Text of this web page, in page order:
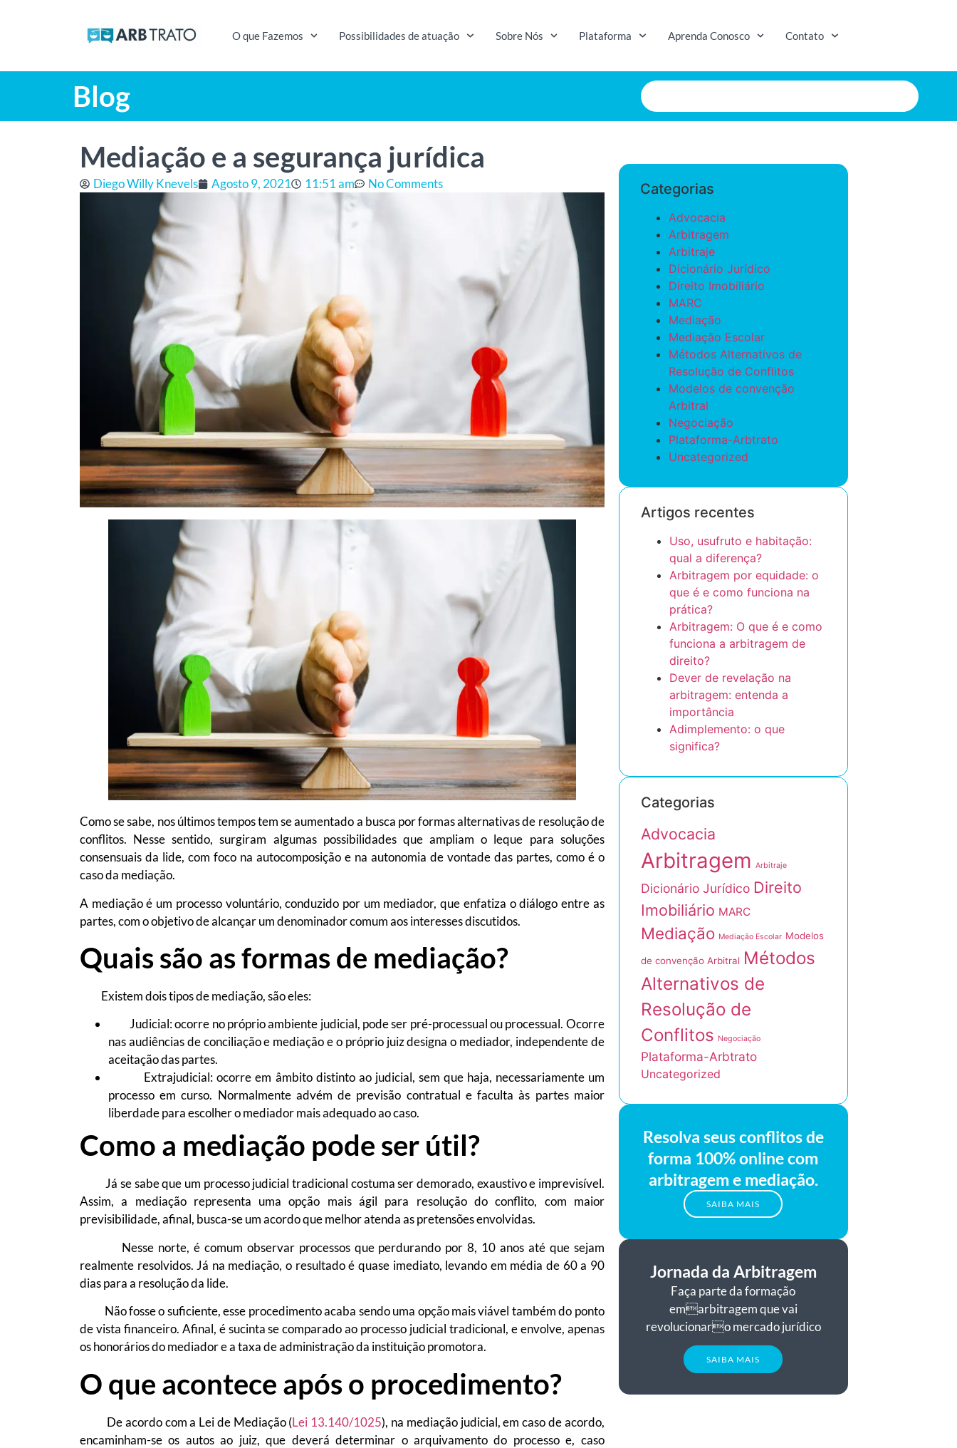
O que Fazemos Possibilidades de atuação Sobre Nós Plataforma Aprenda Conosco Contato
Blog
Mediação e a segurança jurídica
Diego Willy Knevels Agosto 9, 2021 11:51 am No Comments
Como se sabe, nos últimos tempos tem se aumentado a busca por formas alternativas de resolução de
conflitos. Nesse sentido, surgiram algumas possibilidades que ampliam o leque para soluções
consensuais da lide, com foco na autocomposição e na autonomia de vontade das partes, como é o
caso da mediação.
A mediação é um processo voluntário, conduzido por um mediador, que enfatiza o diálogo entre as
partes, com o objetivo de alcançar um denominador comum aos interesses discutidos.
Quais são as formas de mediação?
Existem dois tipos de mediação, são eles:
Judicial: ocorre no próprio ambiente judicial, pode ser pré-processual ou processual. Ocorre
nas audiências de conciliação e mediação e o próprio juiz designa o mediador, independente de
aceitação das partes.
Extrajudicial: ocorre em âmbito distinto ao judicial, sem que haja, necessariamente um
processo em curso. Normalmente advém de previsão contratual e faculta às partes maior
liberdade para escolher o mediador mais adequado ao caso.
Como a mediação pode ser útil?
Já se sabe que um processo judicial tradicional costuma ser demorado, exaustivo e imprevisível.
Assim, a mediação representa uma opção mais ágil para resolução do conflito, com maior
previsibilidade, afinal, busca-se um acordo que melhor atenda as pretensões envolvidas.
Nesse norte, é comum observar processos que perdurando por 8, 10 anos até que sejam
realmente resolvidos. Já na mediação, o resultado é quase imediato, levando em média de 60 a 90
dias para a resolução da lide.
Não fosse o suficiente, esse procedimento acaba sendo uma opção mais viável também do ponto
de vista financeiro. Afinal, é sucinta se comparado ao processo judicial tradicional, e envolve, apenas
os honorários do mediador e a taxa de administração da instituição promotora.
O que acontece após o procedimento?
De acordo com a Lei de Mediação (Lei 13.140/1025), na mediação judicial, em caso de acordo,
encaminham-se os autos ao juiz, que deverá determinar o arquivamento do processo e, caso
Categorias
Advocacia
Arbitragem
Arbitraje
Dicionário Jurídico
Direito Imobiliário
MARC
Mediação
Mediação Escolar
Métodos Alternativos de
Resolução de Conflitos
Modelos de convenção
Arbitral
Negociação
Plataforma-Arbtrato
Uncategorized
Artigos recentes
Uso, usufruto e habitação:
qual a diferença?
Arbitragem por equidade: o
que é e como funciona na
prática?
Arbitragem: O que é e como
funciona a arbitragem de
direito?
Dever de revelação na
arbitragem: entenda a
importância
Adimplemento: o que
significa?
Categorias
Advocacia
Arbitragem Arbitraje
Dicionário Jurídico Direito
Imobiliário MARC
Mediação Mediação Escolar Modelos
de convenção Arbitral Métodos
Alternativos de
Resolução de
Conflitos Negociação
Plataforma-Arbtrato
Uncategorized
Resolva seus conflitos de
forma 100% online com
arbitragem e mediação.
SAIBA MAIS
Jornada da Arbitragem
Faça parte da formação
emarbitragem que vai
revolucionaro mercado jurídico
SAIBA MAIS